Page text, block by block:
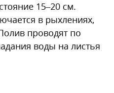
15–20 см.
в рыхлениях,
проводят по
воды на листья